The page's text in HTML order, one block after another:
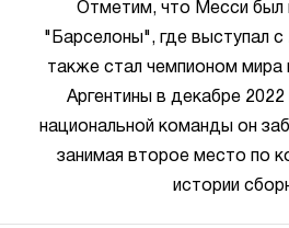
Отметим, что Месси был
"Барселоны", где выступал с
также стал чемпионом мира
Аргентины в декабре
национальной команды он
занимая второе место по
истории